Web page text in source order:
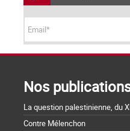
Nos
La question palestinienne, du
Contre Mélenchon